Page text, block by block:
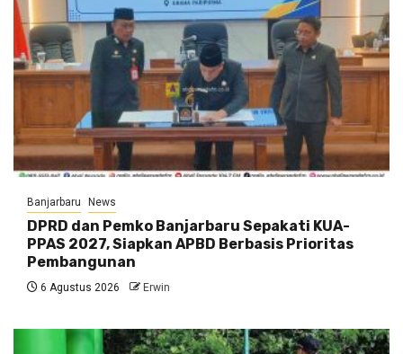
Banjarbaru News
DPRD dan Pemko Banjarbaru Sepakati KUA-
PPAS 2027, Siapkan APBD Berbasis Prioritas
Pembangunan
6 Agustus 2026 Erwin